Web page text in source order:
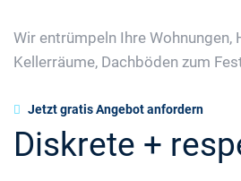
Wir entrümpeln Ihre Wohnungen,
Kellerräume, Dachböden zum
Jetzt gratis Angebot anfordern
Diskrete +